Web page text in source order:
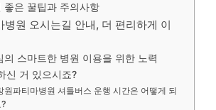
좋은 꿀팁과 주의사항
병원 오시는길 안내, 더 편리하게 이
의 스마트한 병원 이용을 위한 노력
신 거 있으시죠?
원파티마병원 셔틀버스 운행 시간은 어떻게 되